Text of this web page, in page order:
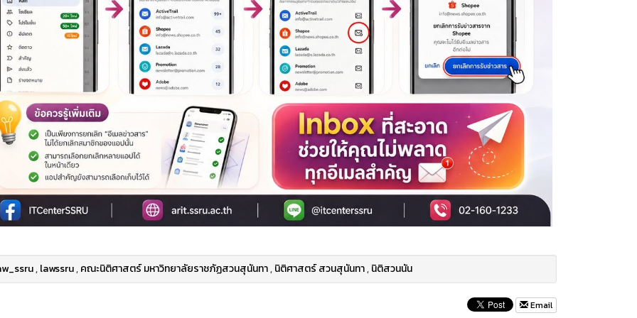
,lawssru,คณะนิติศาสตร์ มหาวิทยาลัยราชภัฏสวนสุนันทา,นิติศาสตร์ สวนสุนันทา,นิติสวนนัน
Email